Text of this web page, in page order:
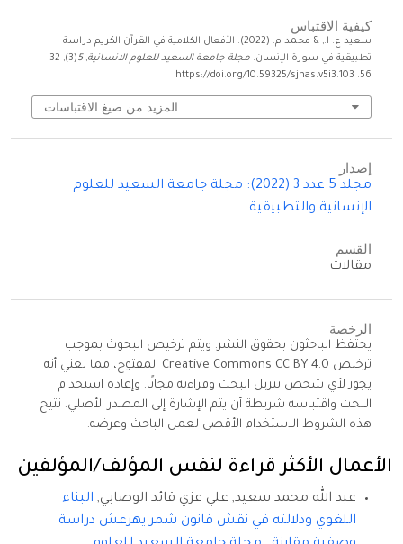
كيفية الاقتباس
سعيد ع. ا., & محمد م. (2022). الأفعال الكلامية في القرآن الكريم دراسة
تطبيقية في سورة الإنسان. مجلة جامعة السعيد للعلوم الانسانية,
5
(3), 32–
56. https://doi.org/10.59325/sjhas.v5i3.103
المزيد من صيغ الاقتباسات
إصدار
مجلد 5 عدد 3 (2022): مجلة جامعة السعيد للعلوم
الإنسانية والتطبيقية
القسم
مقالات
الرخصة
يحتفظ الباحثون بحقوق النشر. ويتم ترخيص البحوث بموجب
ترخيص Creative Commons CC BY 4.0 المفتوح، مما يعني أنه
يجوز لأي شخص تنزيل البحث وقراءته مجانًا. وإعادة استخدام
البحث واقتباسه شريطة أن يتم الإشارة إلى المصدر الأصلي. تتيح
هذه الشروط الاستخدام الأقصى لعمل الباحث وعرضه.
الأعمال الأكثر قراءة لنفس المؤلف/المؤلفين
عبد الله محمد سعيد, علي عزي قائد الوصابي, البناء
اللغوي ودلالته في نقش قانون شمر يهرعش دراسة